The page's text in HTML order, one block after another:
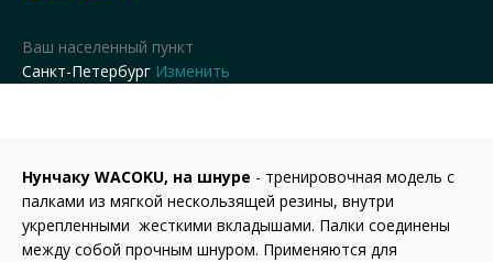
Ваш населенный пункт
Санкт-Петербург Изменить
Нунчаку WACOKU, на шнуре - тренировочная модель с
палками из мягкой нескользящей резины, внутри
укрепленными жесткими вкладышами. Палки соединены
между собой прочным шнуром. Применяются для